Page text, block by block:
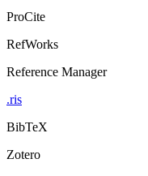
ProCite
RefWorks
Reference Manager
.ris
BibTeX
Zotero